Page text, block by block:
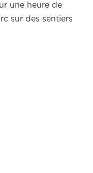
une heure de
sur des sentiers